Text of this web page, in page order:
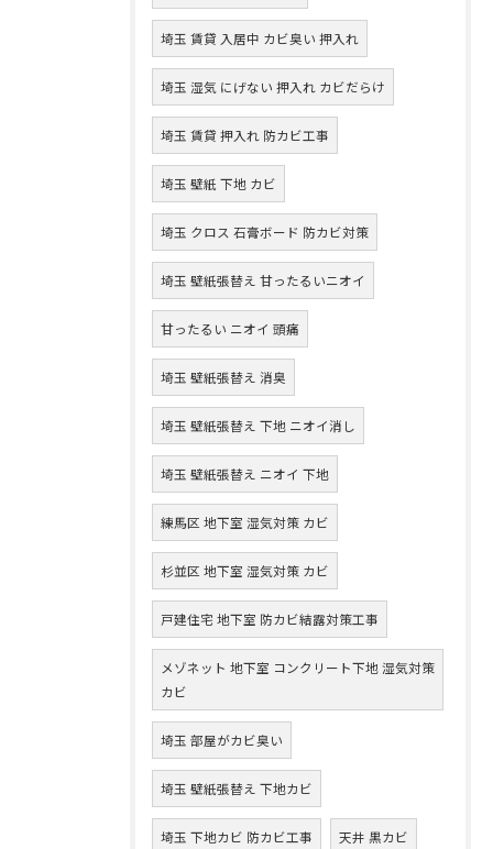
埼玉 賃貸 入居中 カビ臭い 押入れ
埼玉 湿気 にげない 押入れ カビだらけ
埼玉 賃貸 押入れ 防カビ工事
埼玉 壁紙 下地 カビ
埼玉 クロス 石膏ボード 防カビ対策
埼玉 壁紙張替え 甘ったるいニオイ
甘ったるい ニオイ 頭痛
埼玉 壁紙張替え 消臭
埼玉 壁紙張替え 下地 ニオイ消し
埼玉 壁紙張替え ニオイ 下地
練馬区 地下室 湿気対策 カビ
杉並区 地下室 湿気対策 カビ
戸建住宅 地下室 防カビ結露対策工事
メゾネット 地下室 コンクリート下地 湿気対策
カビ
埼玉 部屋がカビ臭い
埼玉 壁紙張替え 下地カビ
埼玉 下地カビ 防カビ工事 天井 黒カビ